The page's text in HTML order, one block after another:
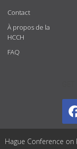
Contact
À propos de la
HCCH
FAQ
Hague Conference